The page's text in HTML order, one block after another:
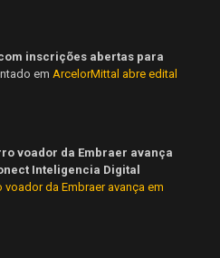
inscrições abertas para
em ArcelorMittal abre edital
voador da Embraer avança
Inteligencia Digital
voador da Embraer avança em